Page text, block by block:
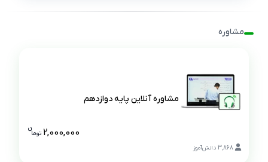
مشاوره
3,868 دانش‌آموز
مشاوره آنلاین پایه دوازدهم
2,000,000 توما
ن